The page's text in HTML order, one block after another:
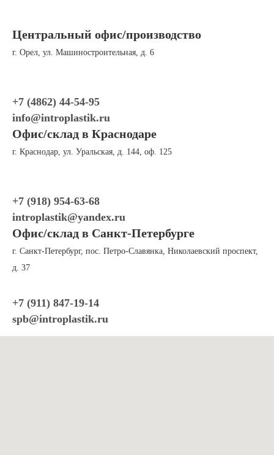
Центральный офис/производство
г. Орел, ул. Машиностроительная, д. 6
+7 (4862) 44-54-95
info@introplastik.ru
Офис/склад в Краснодаре
г. Краснодар, ул. Уральская, д. 144, оф. 125
+7 (918) 954-63-68
introplastik@yandex.ru
Офис/склад в Санкт-Петербурге
г. Санкт-Петербург, пос. Петро-Славянка, Николаевский проспект,
д. 37
+7 (911) 847-19-14
spb@introplastik.ru